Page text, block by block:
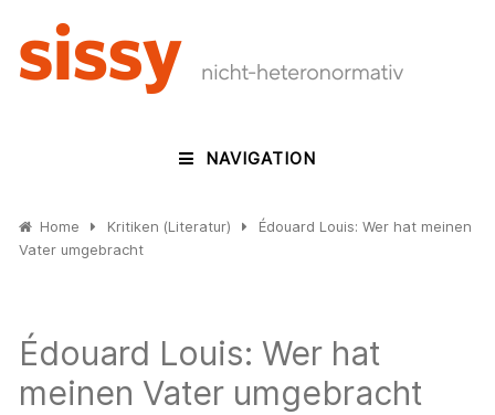
NAVIGATION
Home Kritiken (Literatur)
Édouard Louis: Wer hat meinen
Vater umgebracht
Édouard Louis: Wer hat
meinen Vater umgebracht